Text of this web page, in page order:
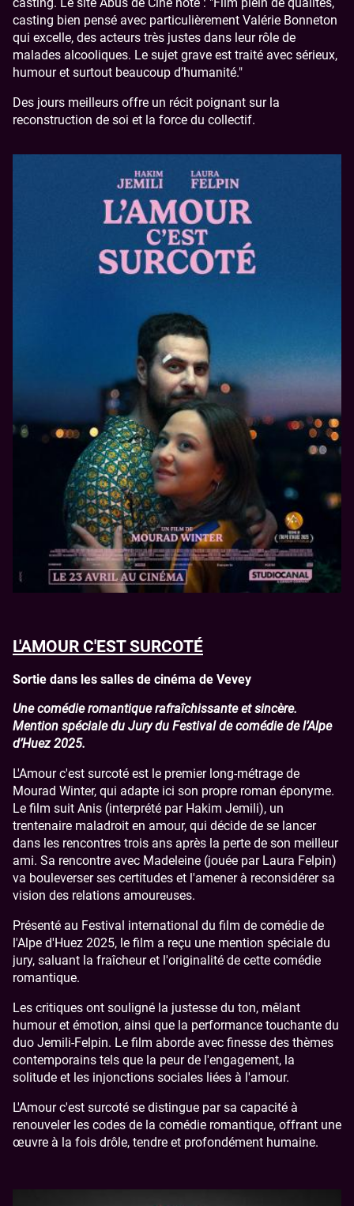
casting bien pensé avec particulièrement Valérie Bonneton
qui excelle, des acteurs très justes dans leur rôle de
malades alcooliques. Le sujet grave est traité avec sérieux,
humour et surtout beaucoup d’humanité."
Des jours meilleurs offre un récit poignant sur la
reconstruction de soi et la force du collectif.
L'AMOUR C'EST SURCOTÉ
Sortie dans les salles de cinéma de Vevey
Une comédie romantique rafraîchissante et sincère.
Mention spéciale du Jury du Festival de comédie de l’Alpe
d’Huez 2025.
L'Amour c'est surcoté est le premier long-métrage de
Mourad Winter, qui adapte ici son propre roman éponyme.
Le film suit Anis (interprété par Hakim Jemili), un
trentenaire maladroit en amour, qui décide de se lancer
dans les rencontres trois ans après la perte de son meilleur
ami. Sa rencontre avec Madeleine (jouée par Laura Felpin)
va bouleverser ses certitudes et l'amener à reconsidérer sa
vision des relations amoureuses.
Présenté au Festival international du film de comédie de
l'Alpe d'Huez 2025, le film a reçu une mention spéciale du
jury, saluant la fraîcheur et l'originalité de cette comédie
romantique.
Les critiques ont souligné la justesse du ton, mêlant
humour et émotion, ainsi que la performance touchante du
duo Jemili-Felpin. Le film aborde avec finesse des thèmes
contemporains tels que la peur de l'engagement, la
solitude et les injonctions sociales liées à l'amour.
L'Amour c'est surcoté se distingue par sa capacité à
renouveler les codes de la comédie romantique, offrant une
œuvre à la fois drôle, tendre et profondément humaine.